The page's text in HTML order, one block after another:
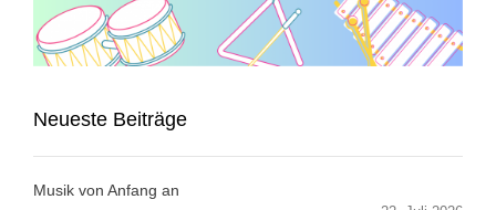
Neueste Beiträge
Musik von Anfang an